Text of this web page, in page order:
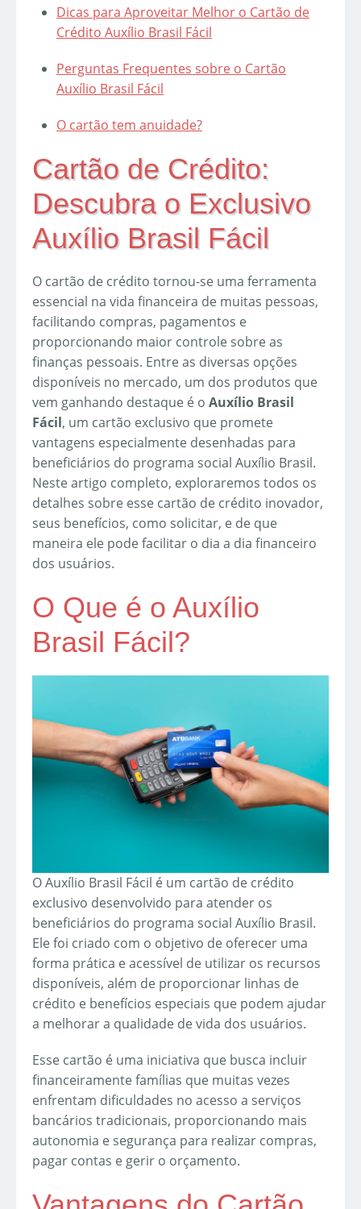
Dicas para Aproveitar Melhor o Cartão de
Crédito Auxílio Brasil Fácil
Perguntas Frequentes sobre o Cartão
Auxílio Brasil Fácil
O cartão tem anuidade?
Cartão de Crédito:
Descubra o Exclusivo
Auxílio Brasil Fácil
O cartão de crédito tornou-se uma ferramenta
essencial na vida financeira de muitas pessoas,
facilitando compras, pagamentos e
proporcionando maior controle sobre as
finanças pessoais. Entre as diversas opções
disponíveis no mercado, um dos produtos que
vem ganhando destaque é o Auxílio Brasil
Fácil, um cartão exclusivo que promete
vantagens especialmente desenhadas para
beneficiários do programa social Auxílio Brasil.
Neste artigo completo, exploraremos todos os
detalhes sobre esse cartão de crédito inovador,
seus benefícios, como solicitar, e de que
maneira ele pode facilitar o dia a dia financeiro
dos usuários.
O Que é o Auxílio
Brasil Fácil?
O Auxílio Brasil Fácil é um cartão de crédito
exclusivo desenvolvido para atender os
beneficiários do programa social Auxílio Brasil.
Ele foi criado com o objetivo de oferecer uma
forma prática e acessível de utilizar os recursos
disponíveis, além de proporcionar linhas de
crédito e benefícios especiais que podem ajudar
a melhorar a qualidade de vida dos usuários.
Esse cartão é uma iniciativa que busca incluir
financeiramente famílias que muitas vezes
enfrentam dificuldades no acesso a serviços
bancários tradicionais, proporcionando mais
autonomia e segurança para realizar compras,
pagar contas e gerir o orçamento.